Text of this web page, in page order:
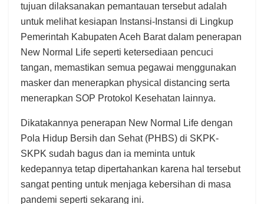
tujuan dilaksanakan pemantauan tersebut adalah
untuk melihat kesiapan Instansi-Instansi di Lingkup
Pemerintah Kabupaten Aceh Barat dalam penerapan
New Normal Life seperti ketersediaan pencuci
tangan, memastikan semua pegawai menggunakan
masker dan menerapkan physical distancing serta
menerapkan SOP Protokol Kesehatan lainnya.
Dikatakannya penerapan New Normal Life dengan
Pola Hidup Bersih dan Sehat (PHBS) di SKPK-
SKPK sudah bagus dan ia meminta untuk
kedepannya tetap dipertahankan karena hal tersebut
sangat penting untuk menjaga kebersihan di masa
pandemi seperti sekarang ini.